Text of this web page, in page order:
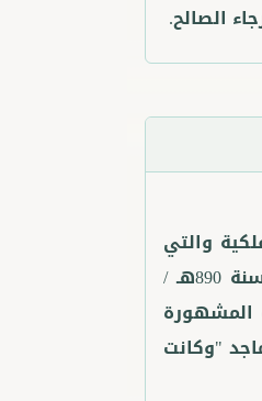
الصالح.
والتي
توارثوها عبر الأجيال، ويستشهد ابن ماجد على غزارة علم والده ودقته؛ بحادثةٍ جرت له سنة 890هـ /
المشهورة
"وكانت